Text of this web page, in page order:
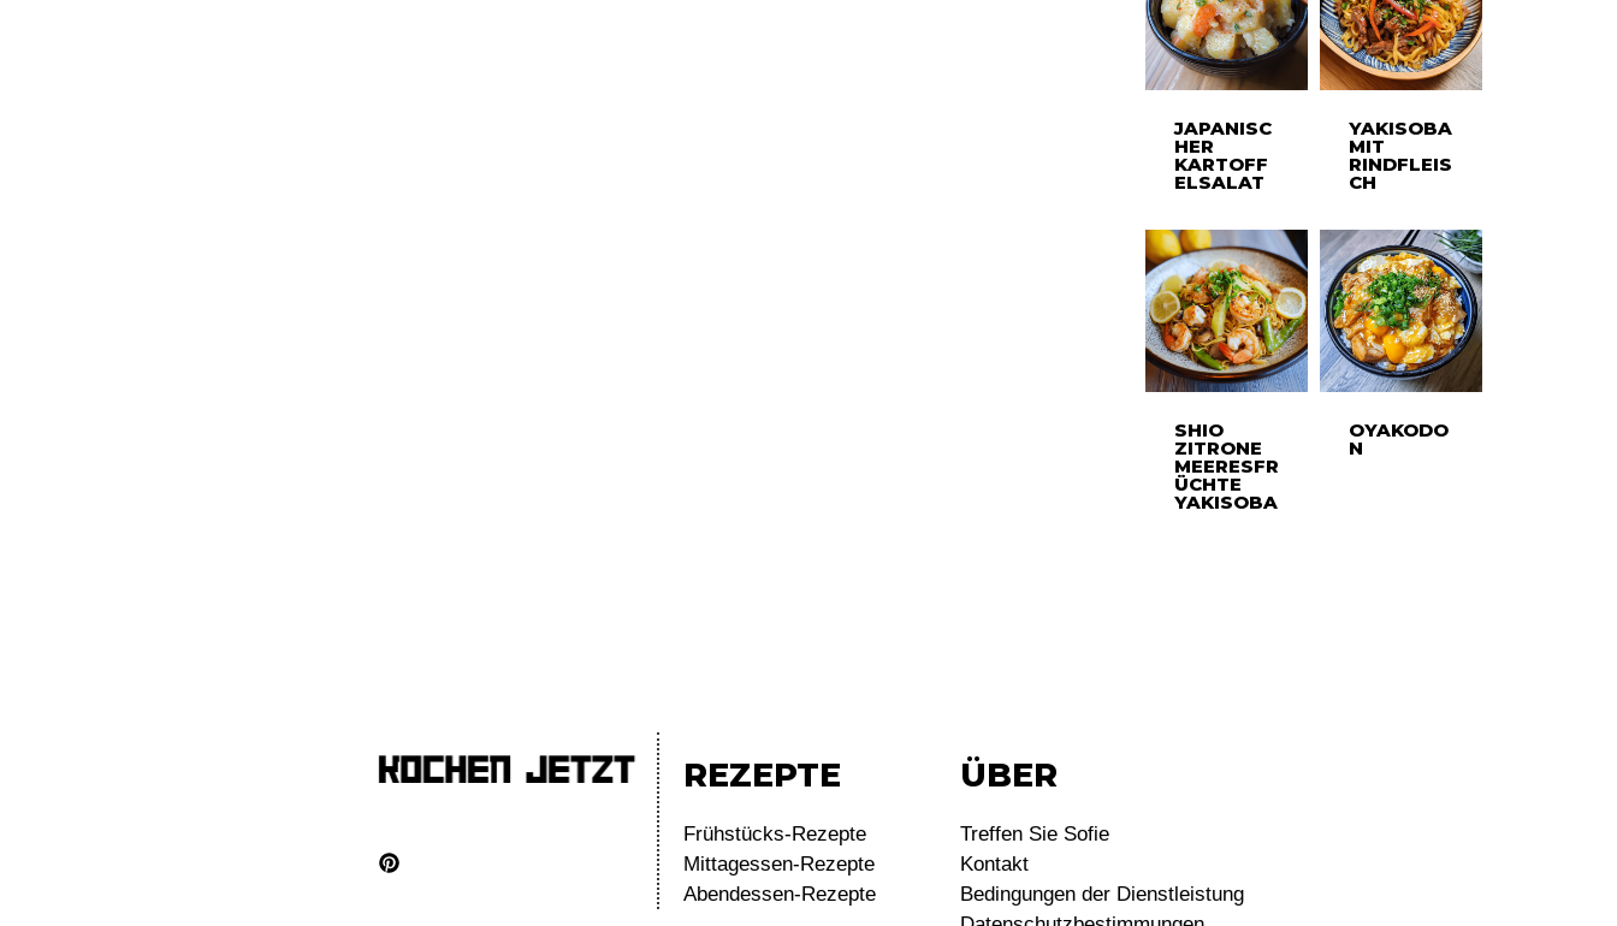
JAPANISC
HER
KARTOFF
ELSALAT
YAKISOBA
MIT
RINDFLEIS
CH
SHIO
ZITRONE
MEERESFR
ÜCHTE
YAKISOBA
OYAKODO
N
REZEPTE
Frühstücks-Rezepte
Mittagessen-Rezepte
Abendessen-Rezepte
ÜBER
Treffen Sie Sofie
Kontakt
Bedingungen der Dienstleistung